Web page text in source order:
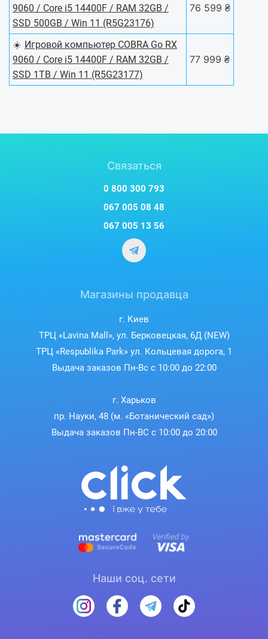
9060 / Core i5 14400F / RAM 32GB /
SSD 500GB / Win 11 (R5G23176)
76 599 ₴
☀️ Игровой компьютер COBRA Go RX
9060 / Core i5 14400F / RAM 32GB /
SSD 1TB / Win 11 (R5G23177)
77 999 ₴
Связаться
0 800 300 793
067 005 08 48
067 005 13 56
Магазины продавца
г. Киев
ТРЦ «Lavina Mall», ул. Берковецкая, 6Д (NEW)
ТРЦ «Respublika Park» ул. Кольцевая дорога, 1
Выдача заказов Пн-Вс с 10:00 до 22:00
г. Харьков
пр. Науки, 48 (м. «Ботанический сад»)
Выдача заказов Пн-ВС с 10:00 до 20:00
Наши соц. сети